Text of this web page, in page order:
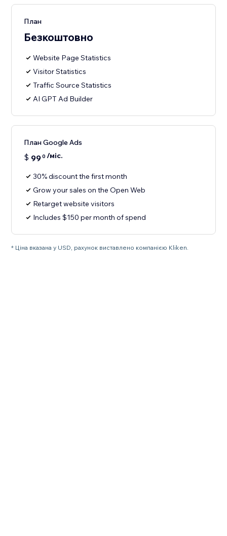
План
Безкоштовно
Website Page Statistics
Visitor Statistics
Traffic Source Statistics
AI GPT Ad Builder
План Google Ads
$ 990 /міс.
30% discount the first month
Grow your sales on the Open Web
Retarget website visitors
Includes $150 per month of spend
* Ціна вказана у USD, рахунок виставлено компанією Kliken.